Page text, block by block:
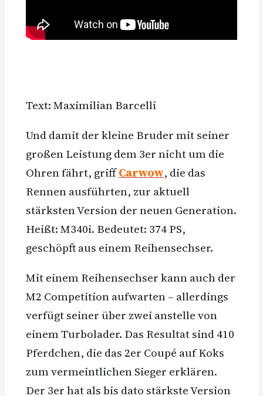
Text: Maximilian Barcelli
Und damit der kleine Bruder mit seiner
großen Leistung dem 3er nicht um die
Ohren fährt, griffCarwow, die das
Rennen ausführten, zur aktuell
stärksten Version der neuen Generation.
Heißt: M340i. Bedeutet: 374 PS,
geschöpft aus einem Reihensechser.
Mit einem Reihensechser kann auch der
M2 Competition aufwarten – allerdings
verfügt seiner über zwei anstelle von
einem Turbolader. Das Resultat sind 410
Pferdchen, die das 2er Coupé auf Koks
zum vermeintlichen Sieger erklären.
Der 3er hat als bis dato stärkste Version